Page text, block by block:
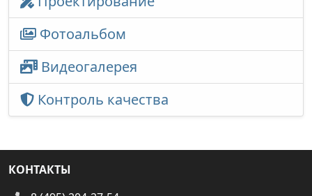
Фотоальбом
Видеогалерея
Контроль качества
КОНТАКТЫ